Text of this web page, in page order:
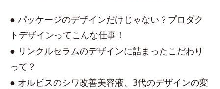
● パッケージのデザインだけじゃない？プロダク
トデザインってこんな仕事！
● リンクルセラムのデザインに詰まったこだわり
って？
● オルビスのシワ改善美容液、3代のデザインの変